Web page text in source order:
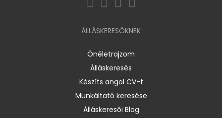
ÁLLÁSKERESŐKNEK
Önéletrajzom
Álláskeresés
Készíts angol CV-t
Munkáltató keresése
Álláskeresői Blog